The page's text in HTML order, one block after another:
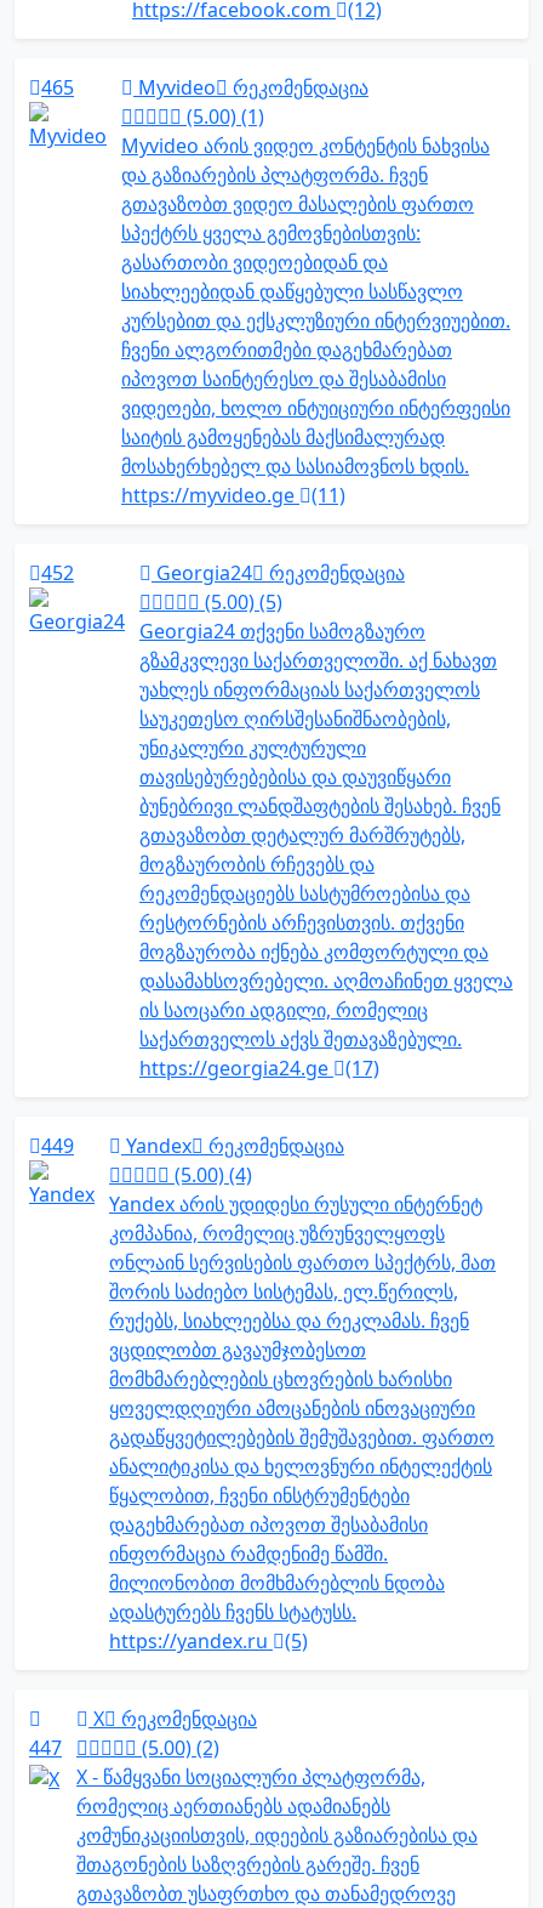
https://facebook.com (12)
465 Myvideo
რეკომენდაცია
(5.00) (1)
Myvideo არის ვიდეო კონტენტის ნახვისა
და გაზიარების პლატფორმა. ჩვენ
გთავაზობთ ვიდეო მასალების ფართო
სპექტრს ყველა გემოვნებისთვის:
გასართობი ვიდეოებიდან და
სიახლეებიდან დაწყებული სასწავლო
კურსებით და ექსკლუზიური ინტერვიუებით.
ჩვენი ალგორითმები დაგეხმარებათ
იპოვოთ საინტერესო და შესაბამისი
ვიდეოები, ხოლო ინტუიციური ინტერფეისი
საიტის გამოყენებას მაქსიმალურად
მოსახერხებელ და სასიამოვნოს ხდის.
https://myvideo.ge
(11)
452 Georgia24
რეკომენდაცია
(5.00) (5)
Georgia24 თქვენი სამოგზაურო
გზამკვლევი საქართველოში. აქ ნახავთ
უახლეს ინფორმაციას საქართველოს
საუკეთესო ღირსშესანიშნაობების,
უნიკალური კულტურული
თავისებურებებისა და დაუვიწყარი
ბუნებრივი ლანდშაფტების შესახებ. ჩვენ
გთავაზობთ დეტალურ მარშრუტებს,
მოგზაურობის რჩევებს და
რეკომენდაციებს სასტუმროებისა და
რესტორნების არჩევისთვის. თქვენი
მოგზაურობა იქნება კომფორტული და
დასამახსოვრებელი. აღმოაჩინეთ ყველა
ის საოცარი ადგილი, რომელიც
საქართველოს აქვს შეთავაზებული.
https://georgia24.ge
(17)
449 Yandex
რეკომენდაცია
(5.00) (4)
Yandex არის უდიდესი რუსული ინტერნეტ
კომპანია, რომელიც უზრუნველყოფს
ონლაინ სერვისების ფართო სპექტრს, მათ
შორის საძიებო სისტემას, ელ.წერილს,
რუქებს, სიახლეებსა და რეკლამას. ჩვენ
ვცდილობთ გავაუმჯობესოთ
მომხმარებლების ცხოვრების ხარისხი
ყოველდღიური ამოცანების ინოვაციური
გადაწყვეტილებების შემუშავებით. ფართო
ანალიტიკისა და ხელოვნური ინტელექტის
წყალობით, ჩვენი ინსტრუმენტები
დაგეხმარებათ იპოვოთ შესაბამისი
ინფორმაცია რამდენიმე წამში.
მილიონობით მომხმარებლის ნდობა
ადასტურებს ჩვენს სტატუსს.
https://yandex.ru
(5)
447
X
რეკომენდაცია
(5.00) (2)
X - წამყვანი სოციალური პლატფორმა,
რომელიც აერთიანებს ადამიანებს
კომუნიკაციისთვის, იდეების გაზიარებისა და
შთაგონების საზღვრების გარეშე. ჩვენ
გთავაზობთ უსაფრთხო და თანამედროვე